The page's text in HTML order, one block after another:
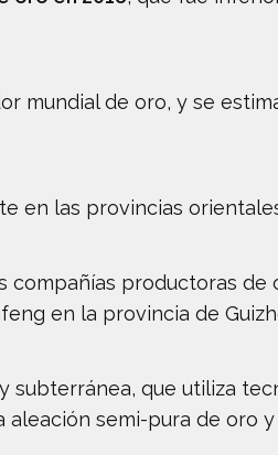
mundial de oro, y se
las provincias
productoras de
en la provincia de
subterránea, que utiliza
semi-pura de oro y